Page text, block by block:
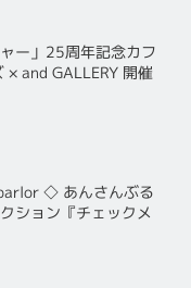
ー」25周年記念カフ
× and GALLERY 開催
◇ あんさんぶる
ション『チェックメ